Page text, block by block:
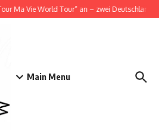
Ma Vie World Tour“ an – zwei
Main Menu